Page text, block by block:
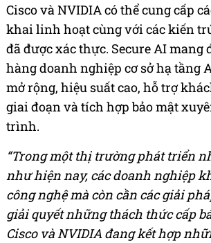
Cisco và NVIDIA có thể cung cấp
khai linh hoạt cùng với các kiến
đã được xác thực. Secure AI mang
hàng doanh nghiệp cơ sở hạ tầng
mở rộng, hiệu suất cao, hỗ trợ
giai đoạn và tích hợp bảo mật
trình.
“Trong một thị trường phát triển
như hiện nay, các doanh nghiệp
công nghệ mà còn cần các giải
giải quyết những thách thức cấp
Cisco và NVIDIA đang kết hợp